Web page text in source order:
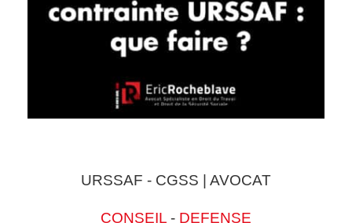
URSSAF - CGSS | AVOCAT
CONSEIL - DEFENSE